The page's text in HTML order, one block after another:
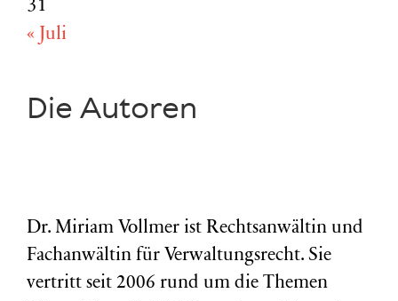
31
« Juli
Die Autoren
Dr. Miriam Vollmer ist Rechtsanwältin und
Fachanwältin für Verwaltungsrecht. Sie
vertritt seit 2006 rund um die Themen